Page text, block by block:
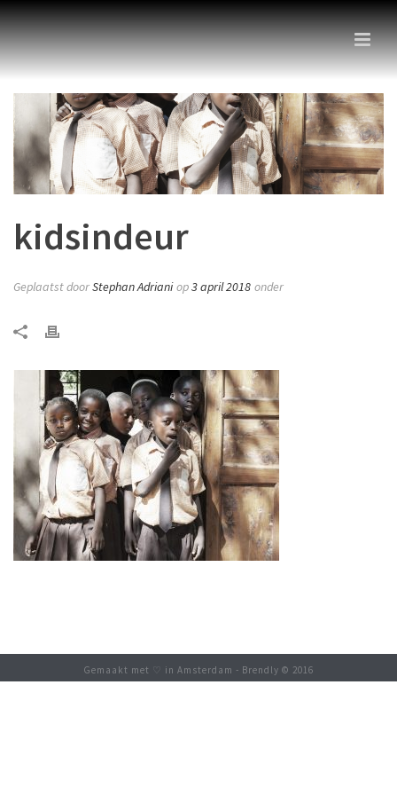
kidsindeur
Geplaatst doorStephan Adriani op3 april 2018 onder
Gemaakt met ♡ in Amsterdam - Brendly © 2016